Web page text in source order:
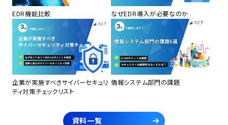
EDR機能比較 なぜEDR導入が必要なのか
企業が実施すべきサイバーセキュリ
ティ対策チェックリスト
情報システム部門の課題
資料一覧